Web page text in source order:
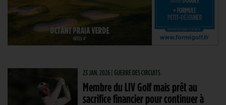
23 JAN. 2026 | GUERRE DES CIRCUITS
Membre du LIV Golf mais prêt au
sacrifice financier pour continuer à